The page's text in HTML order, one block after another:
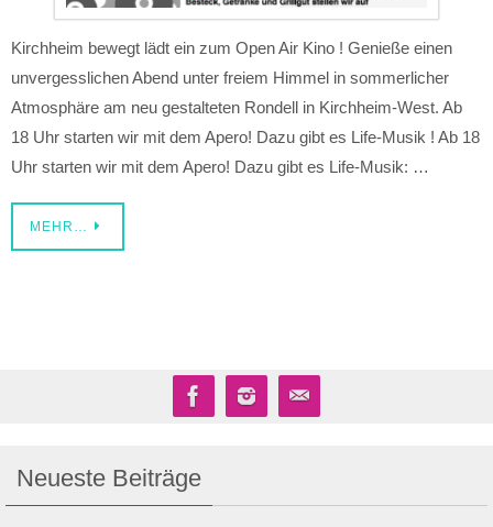
Kirchheim bewegt lädt ein zum Open Air Kino ! Genieße einen
unvergesslichen Abend unter freiem Himmel in sommerlicher
Atmosphäre am neu gestalteten Rondell in Kirchheim-West. Ab
18 Uhr starten wir mit dem Apero! Dazu gibt es Life-Musik ! Ab 18
Uhr starten wir mit dem Apero! Dazu gibt es Life-Musik: …
MEHR…
Neueste Beiträge